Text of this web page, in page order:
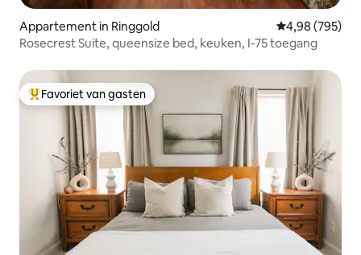
Appartement in Ringgold Gemiddelde
4,98 (795)
Rosecrest Suite, queensize bed, keuken, I-75 toegang
Topfavoriet van gasten
Favoriet van gasten